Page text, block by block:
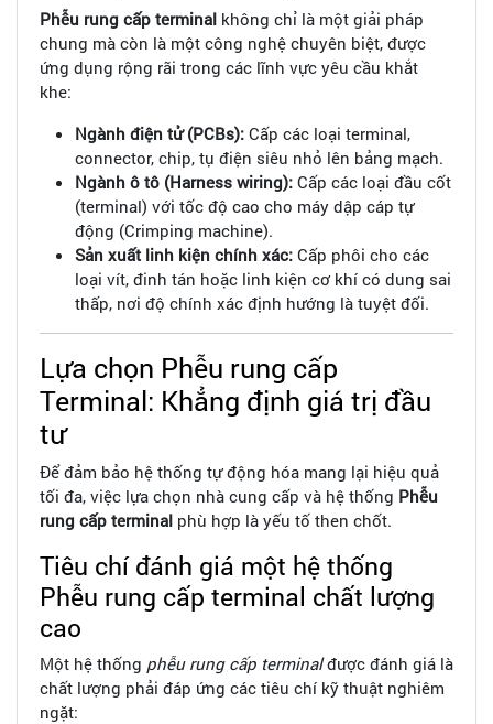
Phễu rung cấp terminal không chỉ là một giải pháp
chung mà còn là một công nghệ chuyên biệt, được
ứng dụng rộng rãi trong các lĩnh vực yêu cầu khắt
khe:
Ngành điện tử (PCBs): Cấp các loại terminal,
connector, chip, tụ điện siêu nhỏ lên bảng mạch.
Ngành ô tô (Harness wiring): Cấp các loại đầu cốt
(terminal) với tốc độ cao cho máy dập cáp tự
động (Crimping machine).
Sản xuất linh kiện chính xác: Cấp phôi cho các
loại vít, đinh tán hoặc linh kiện cơ khí có dung sai
thấp, nơi độ chính xác định hướng là tuyệt đối.
Lựa chọn Phễu rung cấp
Terminal: Khẳng định giá trị đầu
tư
Để đảm bảo hệ thống tự động hóa mang lại hiệu quả
tối đa, việc lựa chọn nhà cung cấp và hệ thống Phễu
rung cấp terminal phù hợp là yếu tố then chốt.
Tiêu chí đánh giá một hệ thống
Phễu rung cấp terminal chất lượng
cao
Một hệ thống phễu rung cấp terminalđược đánh giá là
chất lượng phải đáp ứng các tiêu chí kỹ thuật nghiêm
ngặt: